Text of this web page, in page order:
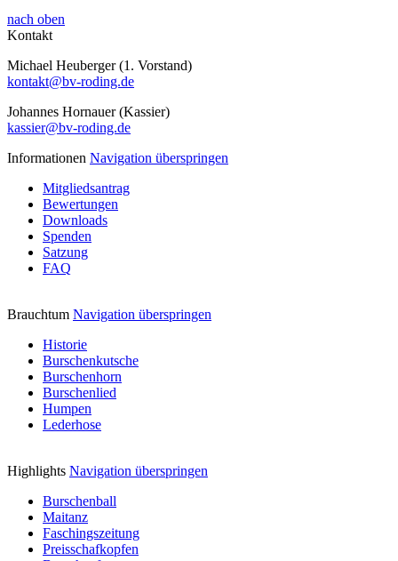
nach oben
Kontakt
Michael Heuberger (1. Vorstand)
kontakt@bv-roding.de
Johannes Hornauer (Kassier)
kassier@bv-roding.de
Informationen Navigation überspringen
Mitgliedsantrag
Bewertungen
Downloads
Spenden
Satzung
FAQ
Brauchtum Navigation überspringen
Historie
Burschenkutsche
Burschenhorn
Burschenlied
Humpen
Lederhose
Highlights Navigation überspringen
Burschenball
Maitanz
Faschingszeitung
Preisschafkopfen